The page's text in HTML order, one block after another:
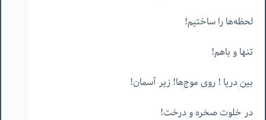
لحظه‌ها را ساختیم!
تنها و باهم!
بین دریا ! روی موج‌ها! زیر آسمان!
در خلوت صخره و درخت!